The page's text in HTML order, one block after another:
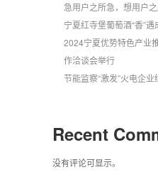
急用户之所急，想用户
宁夏红寺堡葡萄酒“香”
2024宁夏优势特色产业
作洽谈会举行
节能监察“激发”火电企业
Recent
没有评论可显示。